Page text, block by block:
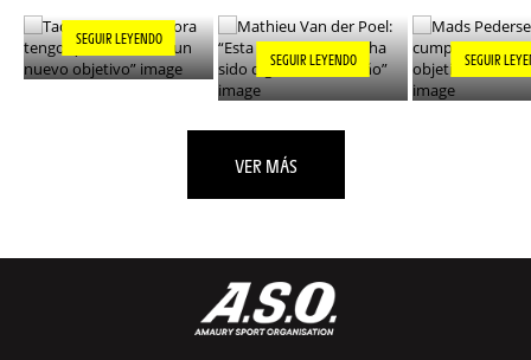
SEGUIR LEYENDO
SEGUIR LEYENDO SEGUIR
VER MÁS